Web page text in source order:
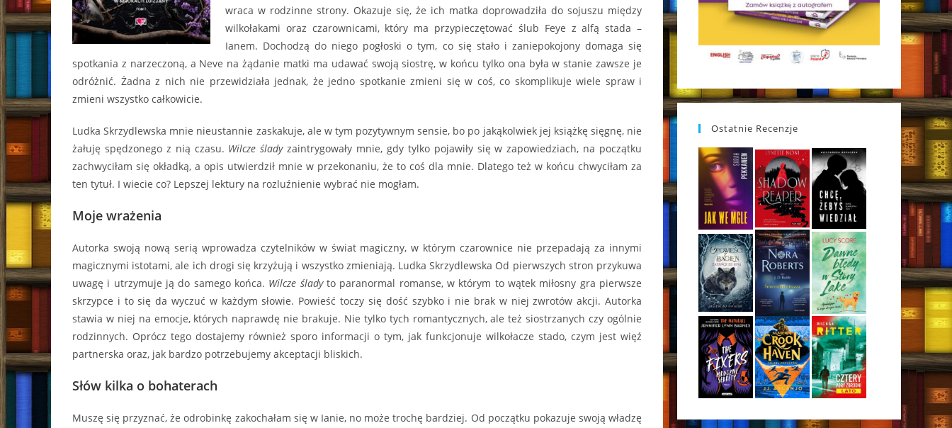
wraca w rodzinne strony. Okazuje się, że ich matka doprowadziła do sojuszu między
wilkołakami oraz czarownicami, który ma przypieczętować ślub Feye z alfą stada –
Ianem. Dochodzą do niego pogłoski o tym, co się stało i zaniepokojony domaga się
spotkania z narzeczoną, a Neve na żądanie matki ma udawać swoją siostrę, w końcu tylko ona była w stanie zawsze je
odróżnić. Żadna z nich nie przewidziała jednak, że jedno spotkanie zmieni się w coś, co skomplikuje wiele spraw i
zmieni wszystko całkowicie.
Ludka Skrzydlewska mnie nieustannie zaskakuje, ale w tym pozytywnym sensie, bo po jakąkolwiek jej książkę sięgnę, nie
żałuję spędzonego z nią czasu. Wilcze śladyzaintrygowały mnie, gdy tylko pojawiły się w zapowiedziach, na początku
zachwyciłam się okładką, a opis utwierdził mnie w przekonaniu, że to coś dla mnie. Dlatego też w końcu chwyciłam za
ten tytuł. I wiecie co? Lepszej lektury na rozluźnienie wybrać nie mogłam.
Moje wrażenia
Autorka swoją nową serią wprowadza czytelników w świat magiczny, w którym czarownice nie przepadają za innymi
magicznymi istotami, ale ich drogi się krzyżują i wszystko zmieniają. Ludka Skrzydlewska Od pierwszych stron przykuwa
uwagę i utrzymuje ją do samego końca. Wilcze śladyto paranormal romanse, w którym to wątek miłosny gra pierwsze
skrzypce i to się da wyczuć w każdym słowie. Powieść toczy się dość szybko i nie brak w niej zwrotów akcji. Autorka
stawia w niej na emocje, których naprawdę nie brakuje. Nie tylko tych romantycznych, ale też siostrzanych czy ogólnie
rodzinnych. Oprócz tego dostajemy również sporo informacji o tym, jak funkcjonuje wilkołacze stado, czym jest więź
partnerska oraz, jak bardzo potrzebujemy akceptacji bliskich.
Słów kilka o bohaterach
Muszę się przyznać, że odrobinkę zakochałam się w Ianie, no może trochę bardziej. Od początku pokazuje swoją władzę
Ostatnie Recenzje